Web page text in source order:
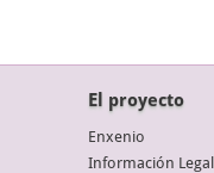
El proyecto
Enxenio
Información Legal